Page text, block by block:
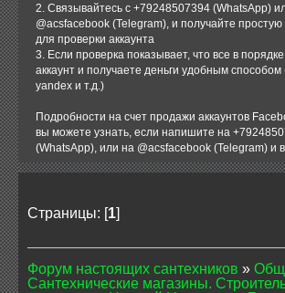
2. Связывайтесь с +79248507394 (WhatsApp)
@acsfacebook (Telegram), и получайте
для проверки аккаунта
3. Если проверка показывает, что все в
аккаунт и получаете деньги удобным способом
yandex и т.д.)
Подробности на счет продажи аккаунтов
вы можете узнать, если напишите на
(WhatsApp), или на @acsfacebook (Telegram) и в
Страницы: [1]
Форум настоящих сантехников »
Сантехнические магазины.